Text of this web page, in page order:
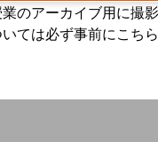
のアーカイブ用に撮
ては必ず事前にこち